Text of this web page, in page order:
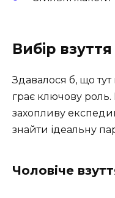
Вибір
Здавалося б, що тут
грає ключову
захопливу
знайти ідеальну
Чоловіче